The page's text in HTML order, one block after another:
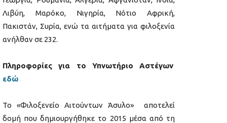
Λιβύη, Μαρόκο, Νιγηρία, Νότιο Αφρική,
Πακιστάν, Συρία, ενώ τα αιτήματα για φιλοξενία
ανήλθαν σε 232.
Πληροφορίες για το Υπνωτήριο Αστέγων
εδώ
Το «Φιλοξενείο Αιτούντων Άσυλο» αποτελεί
δομή που δημιουργήθηκε το 2015 μέσα από τη